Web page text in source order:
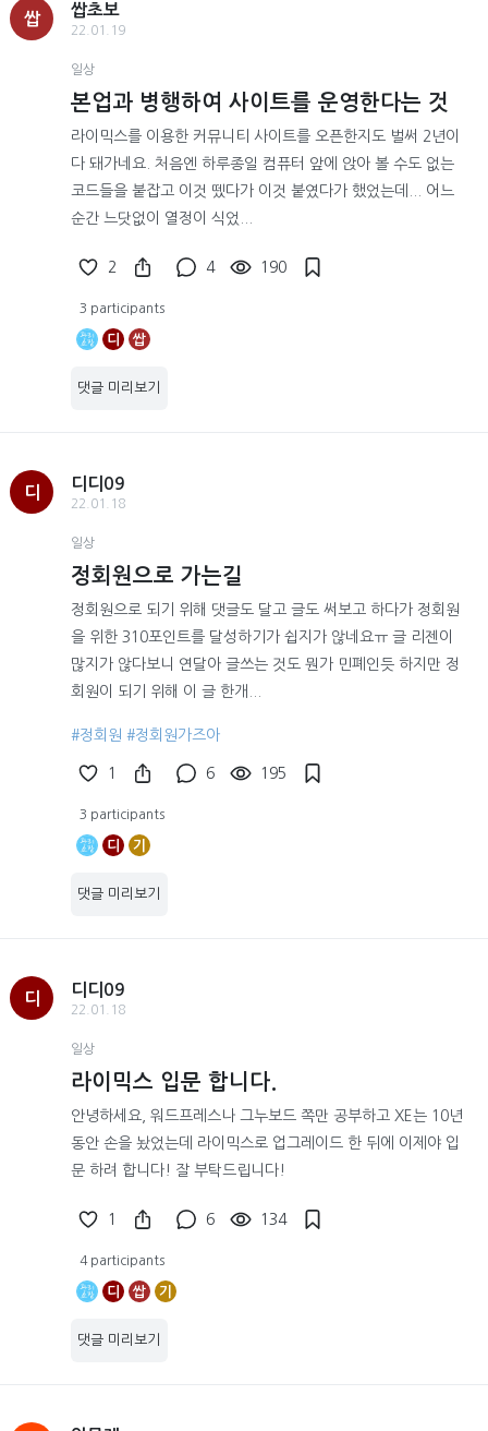
쌉
쌉초보
22.01.19
일상
본업과 병행하여 사이트를 운영한다는 것
라이믹스를 이용한 커뮤니티 사이트를 오픈한지도 벌써 2년이
다 돼가네요. 처음엔 하루종일 컴퓨터 앞에 앉아 볼 수도 없는
코드들을 붙잡고 이것 뗐다가 이것 붙였다가 했었는데... 어느
순간 느닷없이 열정이 식었...
2 4 190
3 participants
디 쌉
댓글 미리보기
디
디디09
22.01.18
일상
정회원으로 가는길
정회원으로 되기 위해 댓글도 달고 글도 써보고 하다가 정회원
을 위한 310포인트를 달성하기가 쉽지가 않네요ㅠ 글 리젠이
많지가 않다보니 연달아 글쓰는 것도 뭔가 민폐인듯 하지만 정
회원이 되기 위해 이 글 한개...
#정회원 #정회원가즈아
1 6 195
3 participants
디 기
댓글 미리보기
디
디디09
22.01.18
일상
라이믹스 입문 합니다.
안녕하세요, 워드프레스나 그누보드 쪽만 공부하고 XE는 10년
동안 손을 놨었는데 라이믹스로 업그레이드 한 뒤에 이제야 입
문 하려 합니다! 잘 부탁드립니다!
1 6 134
4 participants
디 쌉 기
댓글 미리보기